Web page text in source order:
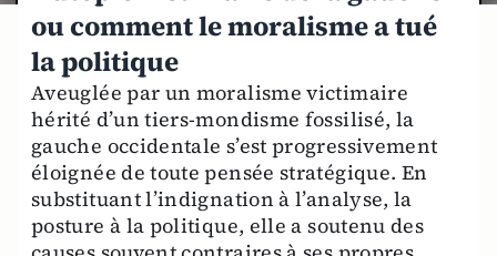
ou comment le moralisme a tué
la politique
Aveuglée par un moralisme victimaire
hérité d’un tiers-mondisme fossilisé, la
gauche occidentale s’est progressivement
éloignée de toute pensée stratégique. En
substituant l’indignation à l’analyse, la
posture à la politique, elle a soutenu des